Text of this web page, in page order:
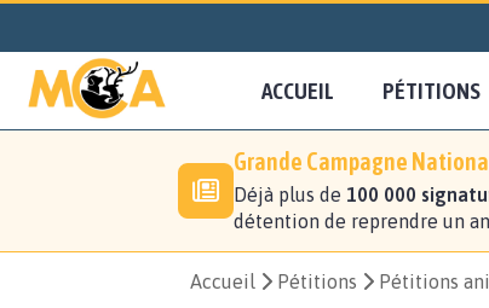
ACCUEIL PÉTITIONS
Grande Campagne
Déjà plus de 100 000
détention de reprendre un
Accueil Pétitions Pétitions